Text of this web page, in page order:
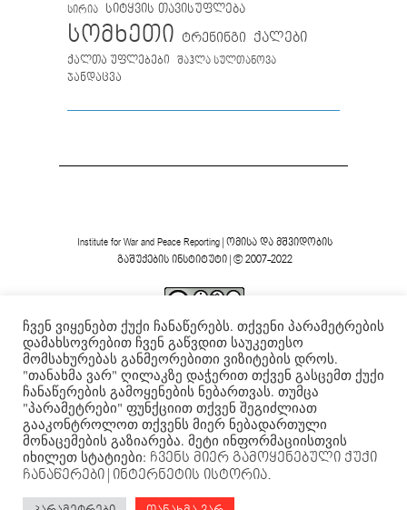
სირია სიტყვის თავისუფლება
სომხეთი ტრენინგი ქალები
ქალთა უფლებები შაჰლა სულთანოვა
ჯანდაცვა
Institute for War and Peace Reporting| ომისა და მშვიდობის
გაშუქების ინსტიტუტი| © 2007-2022
ვებგვერდის ფორმა და შინაარსი დაცულიაCreative
Commons-ის არაკომერციული 4.0 საერთაშორისო
ლიცენზიის ფარგლებში.
ჩვენ ვიყენებთ ქუქი ჩანაწერებს. თქვენი პარამეტრების
დამახსოვრებით ჩვენ გაწვდით საუკეთესო
მომსახურებას განმეორებითი ვიზიტების დროს.
"თანახმა ვარ" ღილაკზე დაჭერით თქვენ გასცემთ ქუქი
ჩანაწერების გამოყენების ნებართვას. თუმცა
"პარამეტრები" ფუნქციით თქვენ შეგიძლიათ
გააკონტროლოთ თქვენს მიერ ნებადართული
მონაცემების გაზიარება. მეტი ინფორმაციისთვის
იხილეთ სტატიები: ჩვენს მიერ გამოყენებული ქუქი
ჩანაწერები | ინტერნეტის ისტორია.